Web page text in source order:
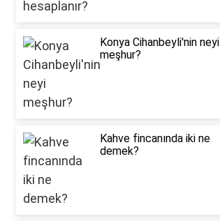
Konya Cihanbeyli'nin neyi
meşhur?
Kahve fincanında iki ne
demek?